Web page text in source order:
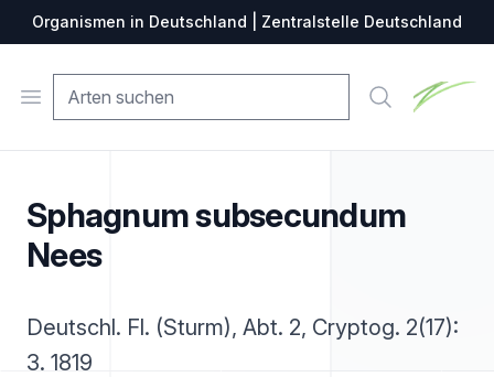
Organismen in Deutschland | Zentralstelle Deutschland
Open menu Suche
Sphagnum subsecundum
Nees
Deutschl. Fl. (Sturm), Abt. 2, Cryptog. 2(17):
3. 1819